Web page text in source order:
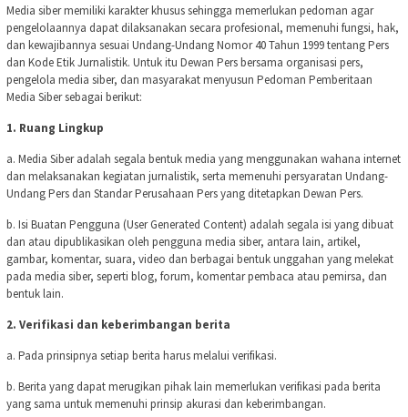
Media siber memiliki karakter khusus sehingga memerlukan pedoman agar
pengelolaannya dapat dilaksanakan secara profesional, memenuhi fungsi, hak,
dan kewajibannya sesuai Undang-Undang Nomor 40 Tahun 1999 tentang Pers
dan Kode Etik Jurnalistik. Untuk itu Dewan Pers bersama organisasi pers,
pengelola media siber, dan masyarakat menyusun Pedoman Pemberitaan
Media Siber sebagai berikut:
1. Ruang Lingkup
a. Media Siber adalah segala bentuk media yang menggunakan wahana internet
dan melaksanakan kegiatan jurnalistik, serta memenuhi persyaratan Undang-
Undang Pers dan Standar Perusahaan Pers yang ditetapkan Dewan Pers.
b. Isi Buatan Pengguna (User Generated Content) adalah segala isi yang dibuat
dan atau dipublikasikan oleh pengguna media siber, antara lain, artikel,
gambar, komentar, suara, video dan berbagai bentuk unggahan yang melekat
pada media siber, seperti blog, forum, komentar pembaca atau pemirsa, dan
bentuk lain.
2. Verifikasi dan keberimbangan berita
a. Pada prinsipnya setiap berita harus melalui verifikasi.
b. Berita yang dapat merugikan pihak lain memerlukan verifikasi pada berita
yang sama untuk memenuhi prinsip akurasi dan keberimbangan.